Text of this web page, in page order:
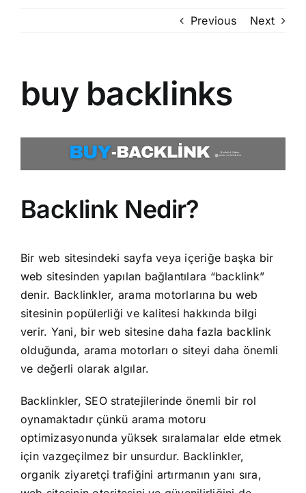
Previous Next
buy backlinks
Backlink Nedir?
Bir web sitesindeki sayfa veya içeriğe başka bir
web sitesinden yapılan bağlantılara “backlink”
denir. Backlinkler, arama motorlarına bu web
sitesinin popülerliği ve kalitesi hakkında bilgi
verir. Yani, bir web sitesine daha fazla backlink
olduğunda, arama motorları o siteyi daha önemli
ve değerli olarak algılar.
Backlinkler, SEO stratejilerinde önemli bir rol
oynamaktadır çünkü arama motoru
optimizasyonunda yüksek sıralamalar elde etmek
için vazgeçilmez bir unsurdur. Backlinkler,
organik ziyaretçi trafiğini artırmanın yanı sıra,